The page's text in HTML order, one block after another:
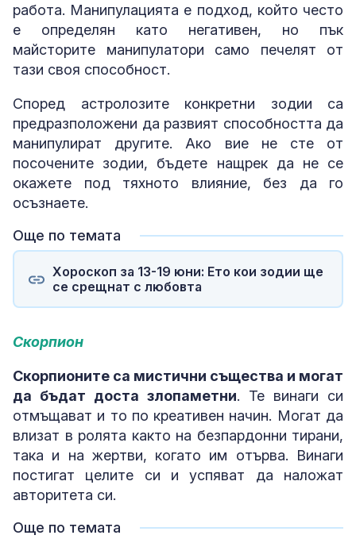
работа. Манипулацията е подход, който често
е определян като негативен, но пък
майсторите манипулатори само печелят от
тази своя способност.
Според астролозите конкретни зодии са
предразположени да развият способността да
манипулират другите. Ако вие не сте от
посочените зодии, бъдете нащрек да не се
окажете под тяхното влияние, без да го
осъзнаете.
Още по темата
Хороскоп за 13-19 юни: Ето кои зодии ще
се срещнат с любовта
Скорпион
Скорпионите са мистични същества и могат
да бъдат доста злопаметни. Те винаги си
отмъщават и то по креативен начин. Могат да
влизат в ролята както на безпардонни тирани,
така и на жертви, когато им отърва. Винаги
постигат целите си и успяват да наложат
авторитета си.
Още по темата